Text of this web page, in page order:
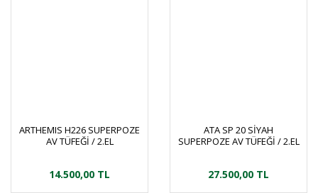
ARTHEMIS H226 SUPERPOZE
AV TÜFEĞİ / 2.EL
14.500,00 TL
ATA SP 20 SİYAH
SUPERPOZE AV TÜFEĞİ / 2.EL
27.500,00 TL